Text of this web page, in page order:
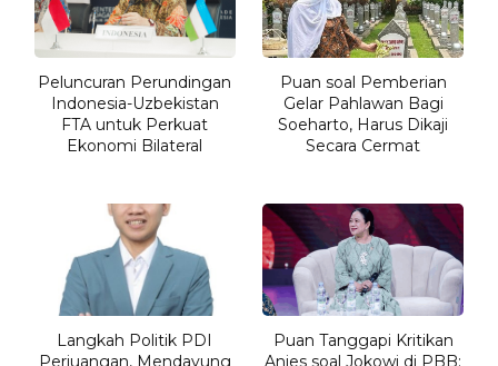
Peluncuran Perundingan
Indonesia-Uzbekistan
FTA untuk Perkuat
Ekonomi Bilateral
Puan soal Pemberian
Gelar Pahlawan Bagi
Soeharto, Harus Dikaji
Secara Cermat
Langkah Politik PDI
Perjuangan, Mendayung
Puan Tanggapi Kritikan
Anies soal Jokowi di PBB: